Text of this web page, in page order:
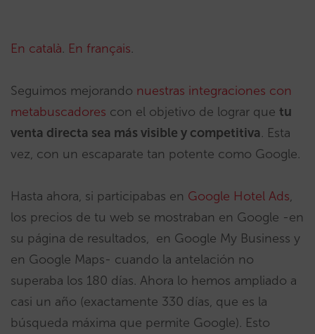
En català. En français.
Seguimos mejorando nuestras integraciones con
metabuscadores con el objetivo de lograr que tu
venta directa sea más visible y competitiva. Esta
vez, con un escaparate tan potente como Google.
Hasta ahora, si participabas en Google Hotel Ads,
los precios de tu web se mostraban en Google -en
su página de resultados, en Google My Business y
en Google Maps- cuando la antelación no
superaba los 180 días. Ahora lo hemos ampliado a
casi un año (exactamente 330 días, que es la
búsqueda máxima que permite Google). Esto